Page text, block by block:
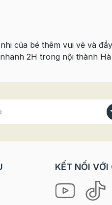
của bé thêm vui vẻ và
2H trong nội thành
KẾT NỐI VỚI